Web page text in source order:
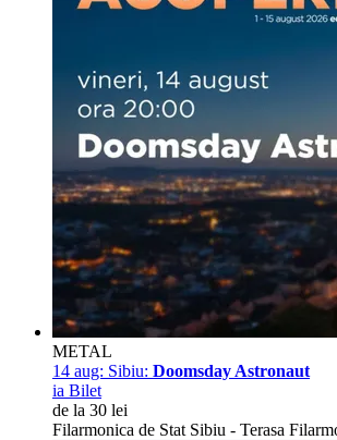
METAL
14 aug: Sibiu: Doomsday Astronaut
ia Bilet
de la 30 lei
Filarmonica de Stat Sibiu - Terasa